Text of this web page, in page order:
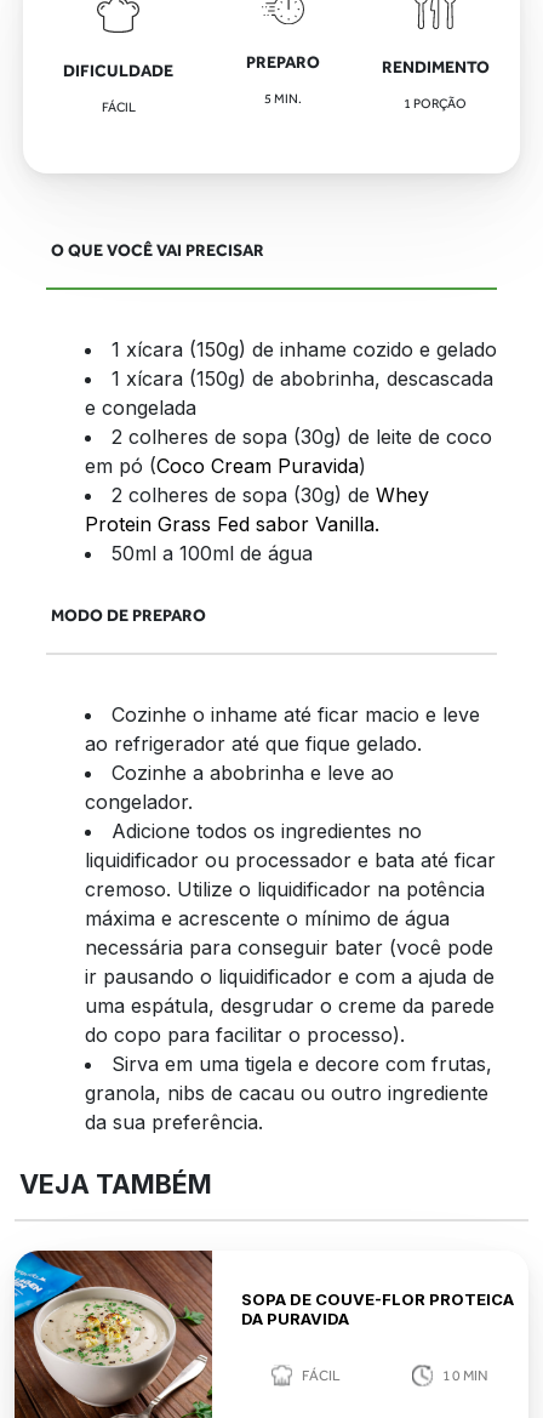
DIFICULDADE
FÁCIL
PREPARO
5 MIN.
RENDIMENTO
1 PORÇÃO
O QUE VOCÊ VAI PRECISAR
1 xícara (150g) de inhame cozido e gelado
1 xícara (150g) de abobrinha, descascada
e congelada
2 colheres de sopa (30g) de leite de coco
em pó (Coco Cream Puravida)
2 colheres de sopa (30g) de Whey
Protein Grass Fed sabor Vanilla.
50ml a 100ml de água
MODO DE PREPARO
Cozinhe o inhame até ficar macio e leve
ao refrigerador até que fique gelado.
Cozinhe a abobrinha e leve ao
congelador.
Adicione todos os ingredientes no
liquidificador ou processador e bata até ficar
cremoso. Utilize o liquidificador na potência
máxima e acrescente o mínimo de água
necessária para conseguir bater (você pode
ir pausando o liquidificador e com a ajuda de
uma espátula, desgrudar o creme da parede
do copo para facilitar o processo).
Sirva em uma tigela e decore com frutas,
granola, nibs de cacau ou outro ingrediente
da sua preferência.
VEJA TAMBÉM
SOPA DE COUVE-FLOR PROTEICA
DA PURAVIDA
FÁCIL 10 MIN